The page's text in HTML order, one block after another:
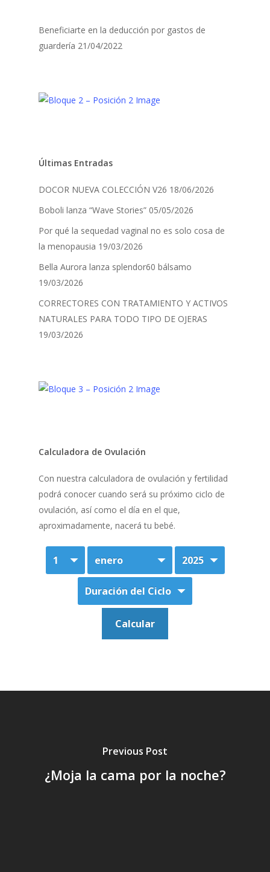
Beneficiarte en la deducción por gastos de
guardería 21/04/2022
Últimas Entradas
DOCOR NUEVA COLECCIÓN V26 18/06/2026
Boboli lanza “Wave Stories” 05/05/2026
Por qué la sequedad vaginal no es solo cosa de
la menopausia 19/03/2026
Bella Aurora lanza splendor60 bálsamo
19/03/2026
CORRECTORES CON TRATAMIENTO Y ACTIVOS
NATURALES PARA TODO TIPO DE OJERAS
19/03/2026
Calculadora de Ovulación
Con nuestra calculadora de ovulación y fertilidad
podrá conocer cuando será su próximo ciclo de
ovulación, así como el día en el que,
aproximadamente, nacerá tu bebé.
Previous Post
¿Moja la cama por la noche?